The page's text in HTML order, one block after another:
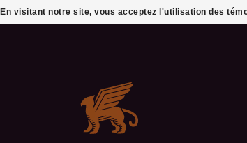
En visitant notre site, vous acceptez l'utilisation des